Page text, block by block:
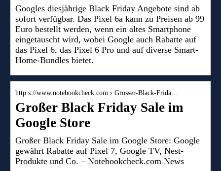
Googles diesjährige Black Friday Angebote sind ab
sofort verfügbar. Das Pixel 6a kann zu Preisen ab 99
Euro bestellt werden, wenn ein altes Smartphone
eingetauscht wird, wobei Google auch Rabatte auf
das Pixel 6, das Pixel 6 Pro und auf diverse Smart-
Home-Bundles bietet.
http s://www.notebookcheck.com › Grosser-Black-Frida…
Großer Black Friday Sale im
Google Store
Großer Black Friday Sale im Google Store: Google
gewährt Rabatte auf Pixel 7, Google TV, Nest-
Produkte und Co. – Notebookcheck.com News